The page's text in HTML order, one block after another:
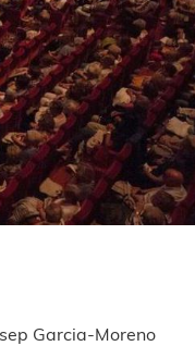
Garcia-Moreno